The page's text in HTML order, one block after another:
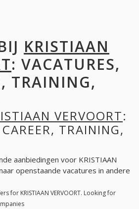
KRISTIAAN
: VACATURES,
TRAINING,
VERVOORT:
TRAINING,
aanbiedingen voor KRISTIAAN
openstaande vacatures in andere
for KRISTIAAN VERVOORT. Looking for